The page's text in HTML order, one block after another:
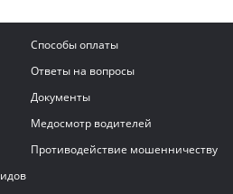
Способы оплаты
Ответы на вопросы
Документы
Медосмотр водителей
Противодействие мошенничеству